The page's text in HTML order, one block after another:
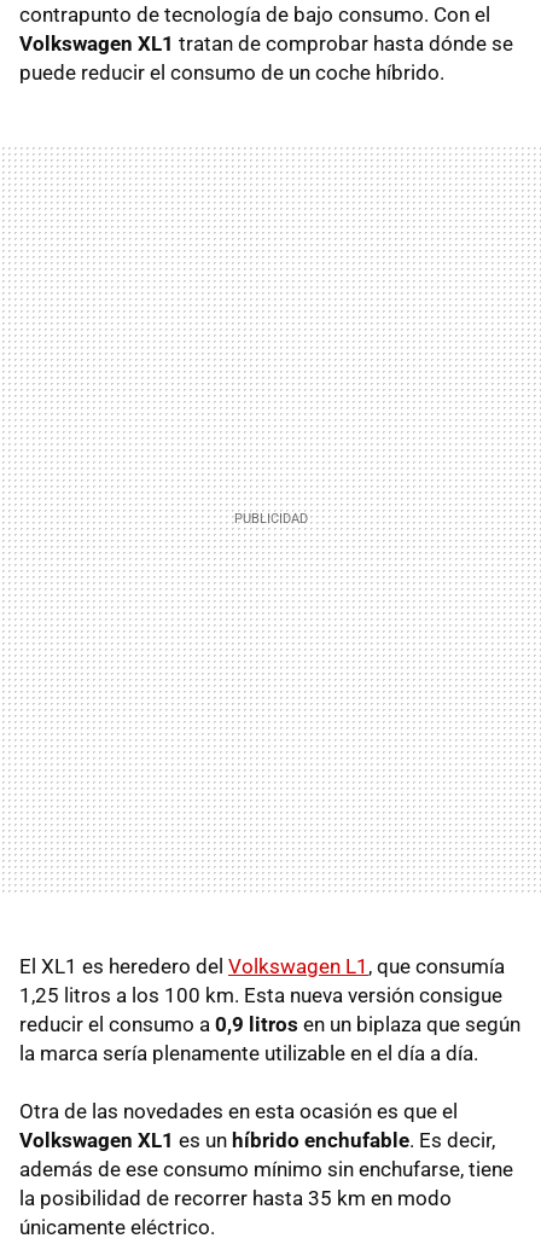
contrapunto de tecnología de bajo consumo. Con el
Volkswagen XL1 tratan de comprobar hasta dónde se
puede reducir el consumo de un coche híbrido.
El XL1 es heredero del Volkswagen L1 , que consumía
1,25 litros a los 100 km. Esta nueva versión consigue
reducir el consumo a 0,9 litros en un biplaza que según
la marca sería plenamente utilizable en el día a día.
Otra de las novedades en esta ocasión es que el
Volkswagen XL1 es un híbrido enchufable. Es decir,
además de ese consumo mínimo sin enchufarse, tiene
la posibilidad de recorrer hasta 35 km en modo
únicamente eléctrico.